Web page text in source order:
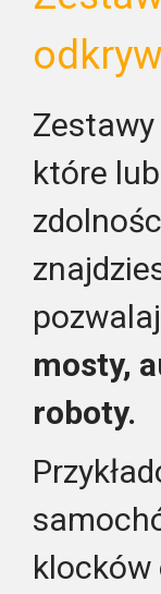
które
mosty,
roboty.
klocków